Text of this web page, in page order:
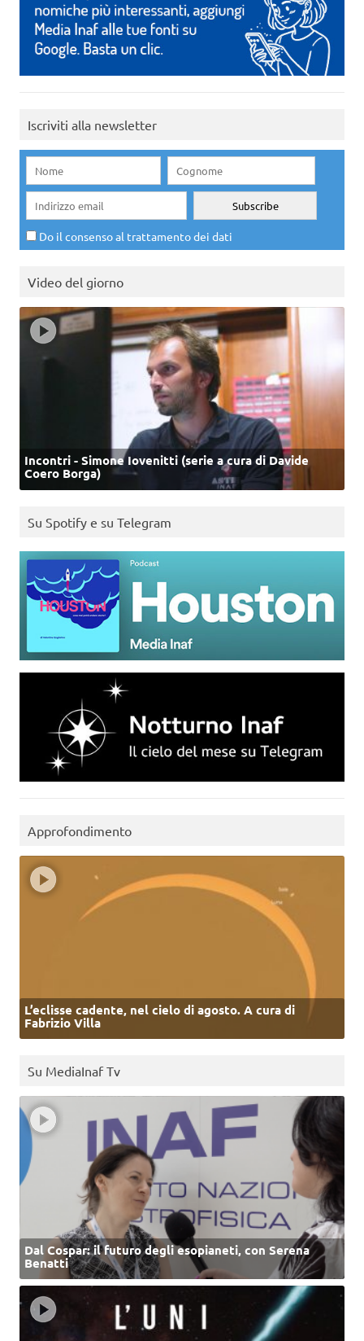
Iscriviti alla newsletter
Do il consenso al trattamento dei dati
Video del giorno
Incontri - Simone Iovenitti (serie a cura di Davide
Coero Borga)
Su Spotify e su Telegram
Approfondimento
L’eclisse cadente, nel cielo di agosto. A cura di
Fabrizio Villa
Su MediaInaf Tv
Dal Cospar: il futuro degli esopianeti, con Serena
Benatti